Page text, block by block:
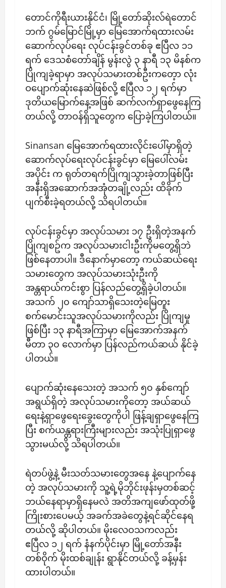
တောင်ကိုရီးယားနိုင်ငံ၊ မြို့တော်ဆိုးလ်ရဲတောင်
ဘက် ဂွမ်မြောင်မြို့မှာ မြေအောက်ရထားလမ်း
ဆောက်လုပ်ရေး လုပ်ငန်းခွင်တစ်ခု ဧပြီလ ၁၁
ရက် ဒေသစံတော်ချိန် မွန်းလွဲ ၃ နာရီ ၁၃ မိနစ်က
ပြိုကျခဲ့ရာမှာ အလုပ်သမားတစ်ဦးကတေ့ာ လုံး
ဝပျောက်ဆုံးနေဆဲဖြစ်လို့ ဧပြီလ ၁၂ ရက်မှာ
ဒုတိယမြောက်နေ့အဖြစ် ဆက်လက်ရှာဖွေနေကြ
တယ်လို့ တာဝန်ရှိသူတွေက ပြောခဲ့ကြပါတယ်။
Sinansan မြေအောက်ရထားလိုင်းပေါ်မှာရှိတဲ့
ဆောက်လုပ်ရေးလုပ်ငန်းခွင်မှာ မြေပေါ်လမ်း
အပိုင်း က ရုတ်တရက်ပြိုကျသွားခဲ့တာဖြစ်ပြီး
အနီးရှိအဆောက်အအုံတချို့လည်း ထိခိုက်
ပျက်စီးခဲ့ရတယ်လို့ သိရပါတယ်။
လုပ်ငန်းခွင်မှာ အလုပ်သမား ၁၇ ဦးရှိတဲ့အနက်
ပြိုကျစဥ်က အလုပ်သမားငါးဦးကိုမတွေ့ရှိဘဲ
ဖြစ်နေတာပါ။ ဒီနောက်မှာတော့ ကယ်ဆယ်ရေး
သမားတွေက အလုပ်သမားသုံးဦးကို
အန္တရာယ်ကင်းစွာ ပြန်လည်တွေ့ရှိခဲ့ပါတယ်။
အသက် ၂၀ ကျော်သာရှိသေးတဲ့မြေတူး
စက်မောင်းသူအလုပ်သမားကိုလည်း ပြိုကျမှု
ဖြစ်ပြီး ၁၃ နာရီအကြာမှာ မြေအောက်အနက်
မီတာ ၃၀ လောက်မှာ ပြန်လည်ကယ်ဆယ် နိုင်ခဲ့
ပါတယ်။
ပျောက်ဆုံးနေသေးတဲ့ အသက် ၅၀ နှစ်ကျော်
အရွယ်ရှိတဲ့ အလုပ်သမားကိုတော့ အယ်ဆယ်
ရေးနဲ့ရှာဖွေရေးခွေးတွေကိုပါ ဖြန့်ချရှာဖွေနေကြ
ပြီး စက်ယန္တရားကြီးများလည်း အသုံးပြုရှာဖွေ
သွားမယ်လို့ သိရပါတယ်။
ရဲတပ်ဖွဲ့နဲ့ မီးသတ်သမားတွေအနေ နဲ့ပျောက်နေ
တဲ့ အလုပ်သမားကို သူ့ရဲ့မိုဘိုင်းဖုန်းမှတစ်ဆင့်
ဘယ်နေရာမှာရှိနေမလဲ အတိအကျဖော်ထုတ်ဖို့
ကြိုးစားပေမယ့် အခက်အခဲတွေနဲ့ရင်ဆိုင်နေရ
တယ်လို့ ဆိုပါတယ်။ မိုးလေဝသကလည်း
ဧပြီလ ၁၂ ရက် နံနက်ပိုင်းမှာ မြို့တော်အနီး
တစ်ဝိုက် မိုးထစ်ချုန်း ရွာနိုင်တယ်လို့ ခန့်မှန်း
ထားပါတယ်။